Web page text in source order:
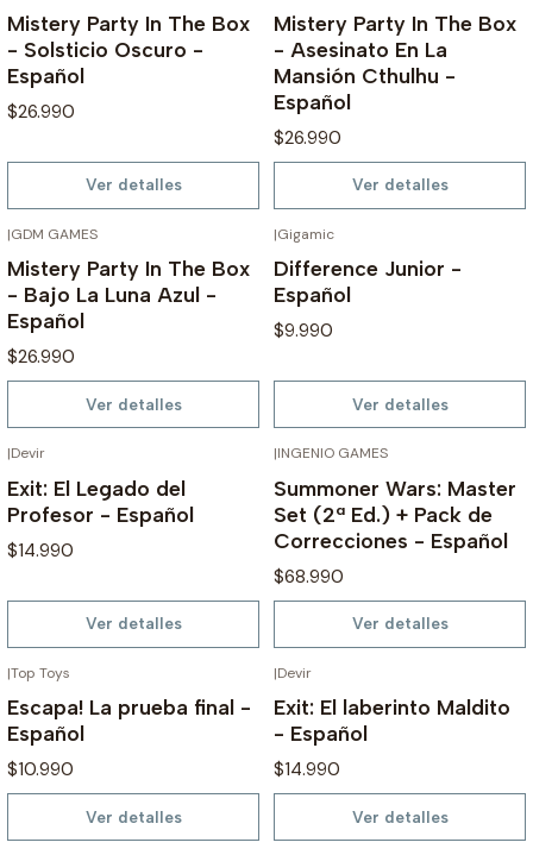
Mistery Party In The Box
- Solsticio Oscuro -
Español
$26.990
Ver detalles
Mistery Party In The Box
- Asesinato En La
Mansión Cthulhu -
Español
$26.990
Ver detalles
|GDM GAMES
Mistery Party In The Box
- Bajo La Luna Azul -
Español
$26.990
Ver detalles
|Gigamic
Difference Junior -
Español
$9.990
Ver detalles
|Devir
Exit: El Legado del
Profesor - Español
$14.990
Ver detalles
|INGENIO GAMES
Summoner Wars: Master
Set (2ª Ed.) + Pack de
Correcciones - Español
$68.990
Ver detalles
|Top Toys
Escapa! La prueba final -
Español
$10.990
Ver detalles
|Devir
Exit: El laberinto Maldito
- Español
$14.990
Ver detalles